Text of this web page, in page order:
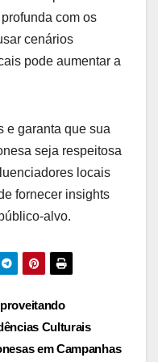
com os
cenários
pode aumentar a
e garanta que sua
seja respeitosa
locais
fornecer insights
alvo.
Culturais
em Campanhas